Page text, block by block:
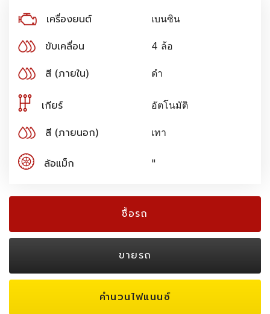
เครื่องยนต์ เบนซิน
ขับเคลื่อน 4 ล้อ
สี (ภายใน) ดำ
เกียร์ อัตโนมัติ
สี (ภายนอก) เทา
ล้อแม็ก "
ซื้อรถ
ขายรถ
คำนวนไฟแนนซ์